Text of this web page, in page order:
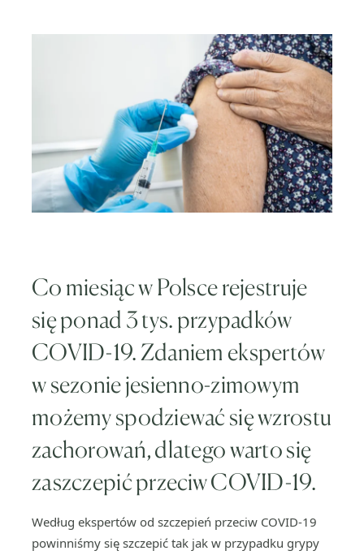
Co miesiąc w Polsce rejestruje
się ponad 3 tys. przypadków
COVID-19. Zdaniem ekspertów
w sezonie jesienno-zimowym
możemy spodziewać się wzrostu
zachorowań, dlatego warto się
zaszczepić przeciw COVID-19.
Według ekspertów od szczepień przeciw COVID-19
powinniśmy się szczepić tak jak w przypadku grypy